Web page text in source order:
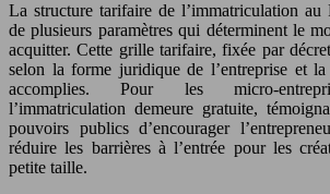
La structure tarifaire de l’immatriculation au
de plusieurs paramètres qui déterminent le
acquitter. Cette grille tarifaire, fixée par
selon la forme juridique de l’entreprise et
accomplies. Pour les micro-
l’immatriculation demeure gratuite,
pouvoirs publics d’encourager
réduire les barrières à l’entrée pour les
petite taille.